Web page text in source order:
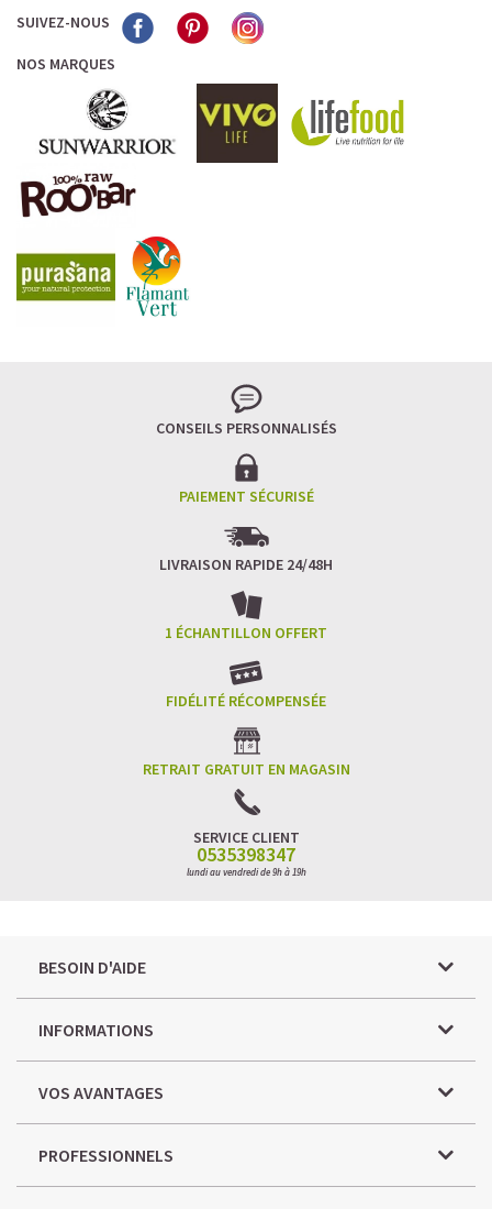
SUIVEZ-NOUS
NOS MARQUES
CONSEILS PERSONNALISÉS
PAIEMENT SÉCURISÉ
LIVRAISON RAPIDE 24/48H
1 ÉCHANTILLON OFFERT
FIDÉLITÉ RÉCOMPENSÉE
RETRAIT GRATUIT EN MAGASIN
SERVICE CLIENT
0535398347
lundi au vendredi de 9h à 19h
BESOIN D'AIDE
INFORMATIONS
VOS AVANTAGES
PROFESSIONNELS